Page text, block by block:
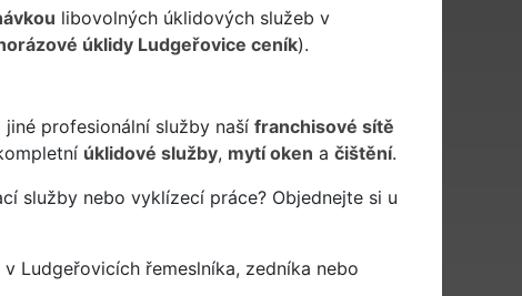
libovolných úklidových služeb v
úklidy Ludgeřovice ceník).
profesionální služby naší franchisové sítě
úklidové služby, mytí oken a čištění.
služby nebo vyklízecí práce? Objednejte si u
Ludgeřovicích řemeslníka, zedníka nebo